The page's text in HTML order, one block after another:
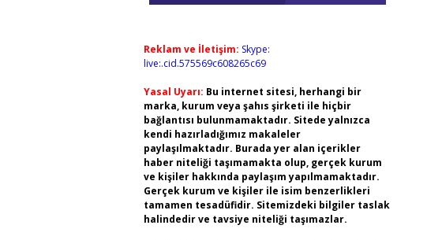
Reklam ve İletişim: Skype:
live:.cid.575569c608265c69
Yasal Uyarı: Bu internet sitesi, herhangi bir
marka, kurum veya şahıs şirketi ile hiçbir
bağlantısı bulunmamaktadır. Sitede yalnızca
kendi hazırladığımız makaleler
paylaşılmaktadır. Burada yer alan içerikler
haber niteliği taşımamakta olup, gerçek kurum
ve kişiler hakkında paylaşım yapılmamaktadır.
Gerçek kurum ve kişiler ile isim benzerlikleri
tamamen tesadüfidir. Sitemizdeki bilgiler taslak
halindedir ve tavsiye niteliği taşımazlar.